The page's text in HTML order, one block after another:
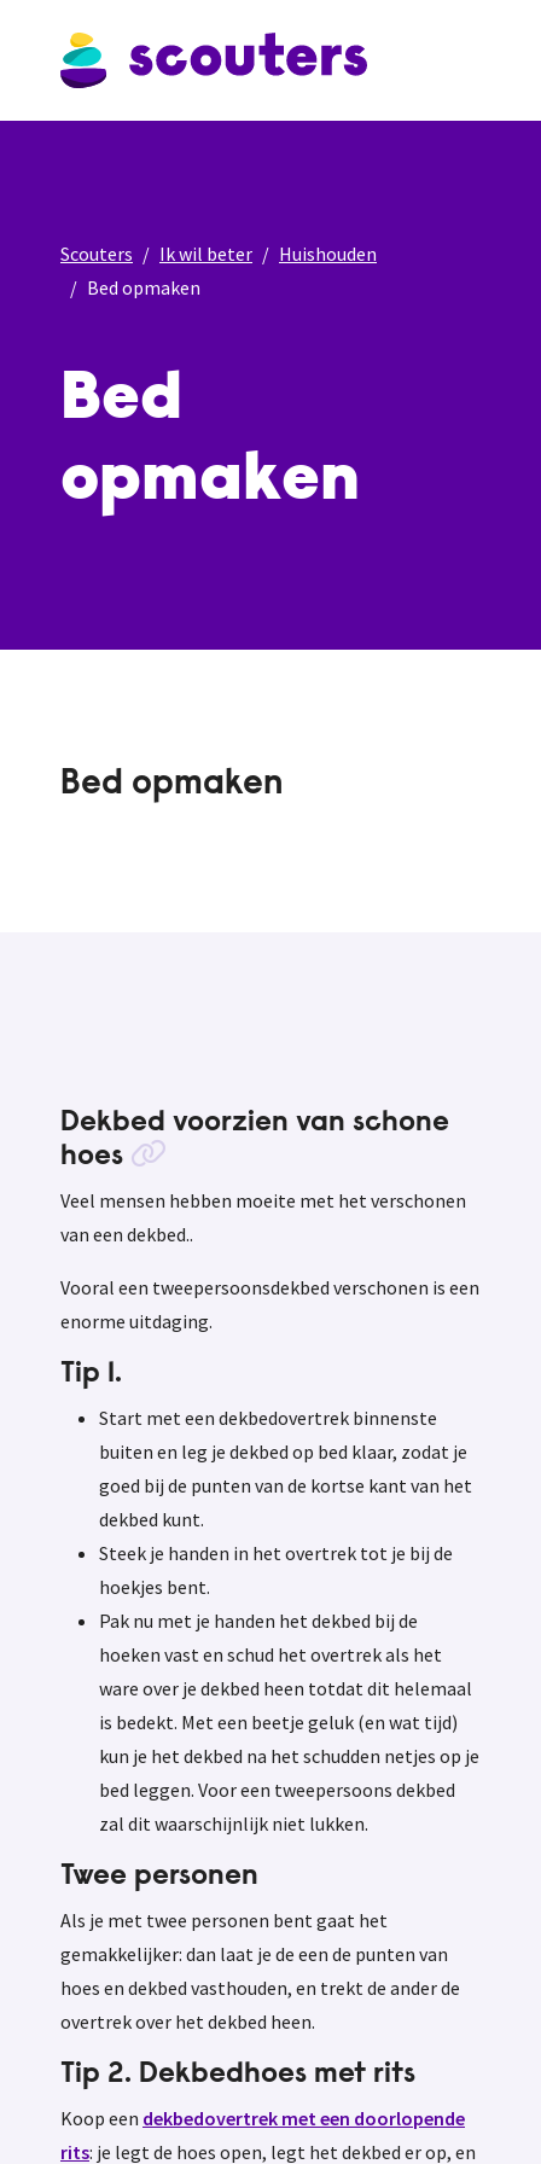
Scouters Ik wil beter
Huishouden
Bed opmaken
Bed
opmaken
Bed opmaken
Dekbed voorzien van schone
hoes
Veel mensen hebben moeite met het verschonen
van een dekbed..
Vooral een tweepersoonsdekbed verschonen is een
enorme uitdaging.
Tip 1.
Start met een dekbedovertrek binnenste
buiten en leg je dekbed op bed klaar, zodat je
goed bij de punten van de kortse kant van het
dekbed kunt.
Steek je handen in het overtrek tot je bij de
hoekjes bent.
Pak nu met je handen het dekbed bij de
hoeken vast en schud het overtrek als het
ware over je dekbed heen totdat dit helemaal
is bedekt. Met een beetje geluk (en wat tijd)
kun je het dekbed na het schudden netjes op je
bed leggen. Voor een tweepersoons dekbed
zal dit waarschijnlijk niet lukken.
Twee personen
Als je met twee personen bent gaat het
gemakkelijker: dan laat je de een de punten van
hoes en dekbed vasthouden, en trekt de ander de
overtrek over het dekbed heen.
Tip 2. Dekbedhoes met rits
Koop een dekbedovertrek met een doorlopende
rits: je legt de hoes open, legt het dekbed er op, en